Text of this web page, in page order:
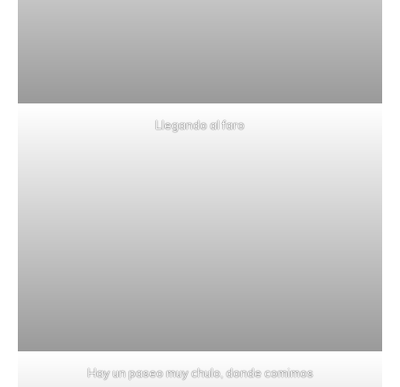
Llegando al faro
Hay un paseo muy chulo, donde comimos